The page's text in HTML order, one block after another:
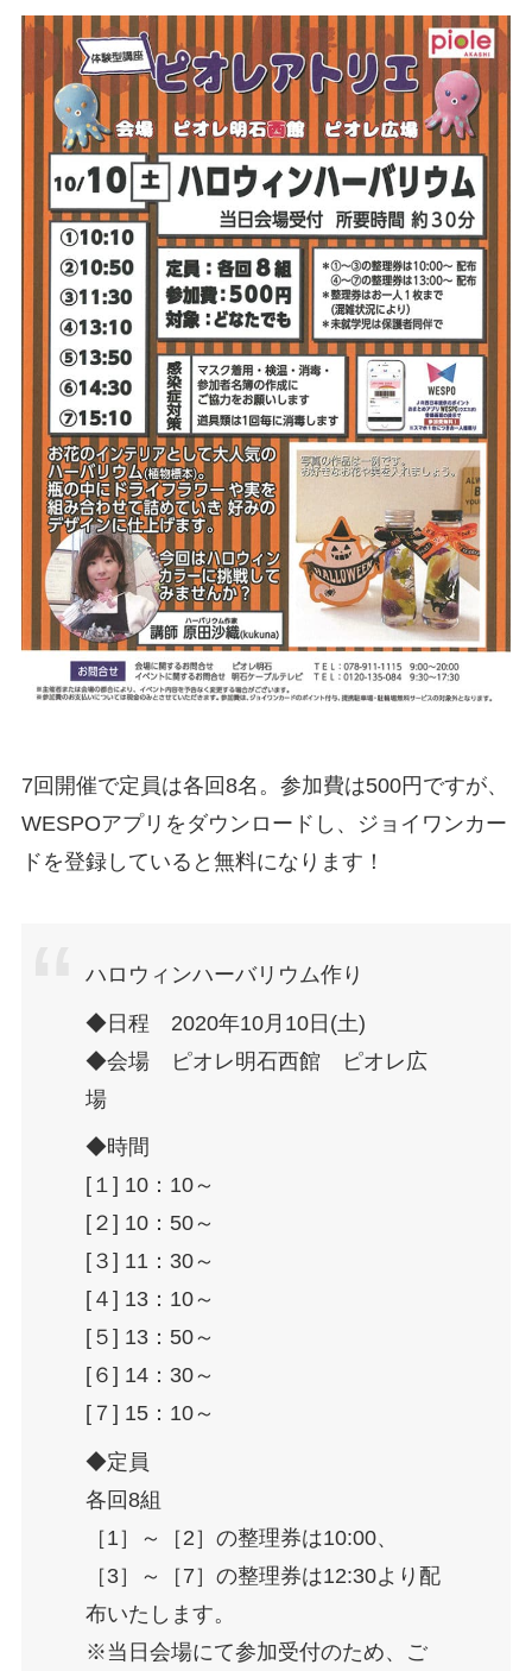
7回開催で定員は各回8名。参加費は500円ですが、
WESPOアプリをダウンロードし、ジョイワンカー
ドを登録していると無料になります！
ハロウィンハーバリウム作り
◆日程 2020年10月10日(土)
◆会場 ピオレ明石西館 ピオレ広
場
◆時間
[１] 10：10～
[２] 10：50～
[３] 11：30～
[４] 13：10～
[５] 13：50～
[６] 14：30～
[７] 15：10～
◆定員
各回8組
［1］～［2］の整理券は10:00、
［3］～［7］の整理券は12:30より配
布いたします。
※当日会場にて参加受付のため、ご